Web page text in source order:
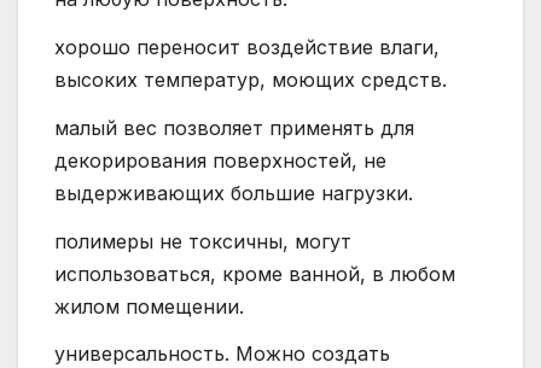
хорошо переносит воздействие влаги,
высоких температур, моющих средств.
малый вес позволяет применять для
декорирования поверхностей, не
выдерживающих большие нагрузки.
полимеры не токсичны, могут
использоваться, кроме ванной, в любом
жилом помещении.
универсальность. Можно создать